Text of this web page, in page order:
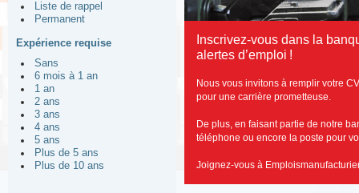
Liste de rappel
Permanent
Expérience requise
Sans
6 mois à 1 an
1 an
2 ans
3 ans
4 ans
5 ans
Plus de 5 ans
Plus de 10 ans
Inscrivez-vous dans la
alertes d’emploi !
Nous vous invitons à remplir votre
pour une carrière prometteuse.
De plus, en faisant partie de notre
téléphone ou encore la poste pour
Joignez-vous à